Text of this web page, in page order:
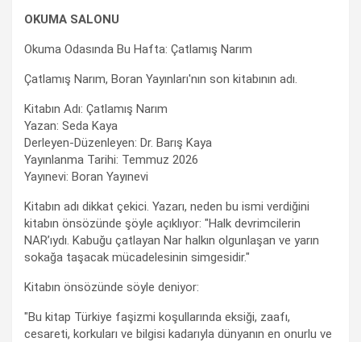
OKUMA SALONU
Okuma Odasında Bu Hafta: Çatlamış Narım
Çatlamış Narım, Boran Yayınları'nın son kitabının adı.
Kitabın Adı: Çatlamış Narım
Yazan: Seda Kaya
Derleyen-Düzenleyen: Dr. Barış Kaya
Yayınlanma Tarihi: Temmuz 2026
Yayınevi: Boran Yayınevi
Kitabın adı dikkat çekici. Yazarı, neden bu ismi verdiğini
kitabın önsözünde şöyle açıklıyor: "Halk devrimcilerin
NAR’ıydı. Kabuğu çatlayan Nar halkın olgunlaşan ve yarın
sokağa taşacak mücadelesinin simgesidir."
Kitabın önsözünde söyle deniyor:
"Bu kitap Türkiye faşizmi koşullarında eksiği, zaafı,
cesareti, korkuları ve bilgisi kadarıyla dünyanın en onurlu ve